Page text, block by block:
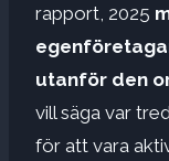
rapport, 2025
utanför den
vill säga var
för att vara